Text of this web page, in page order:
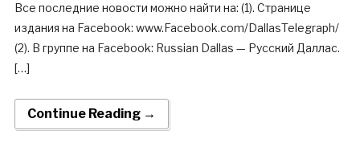
Все последние новости можно найти на: (1). Странице
издания на Facebook: www.Facebook.com/DallasTelegraph/
(2). В группе на Facebook: Russian Dallas — Русский Даллас.
[…]
Continue Reading →